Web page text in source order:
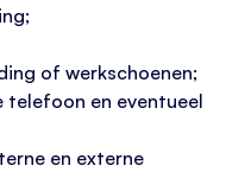
of werkschoenen;
telefoon en eventueel
en externe